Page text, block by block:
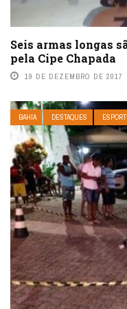
Seis armas longas
pela Cipe Chapada
19 DE DEZEMBRO DE 2017
BAHIA DESTAQUES